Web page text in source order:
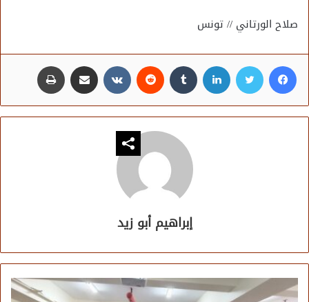
صلاح الورتاني // تونس
فيسبوك تويتر لينكدإن مشاركة عبر البريد
إبراهيم أبو زيد